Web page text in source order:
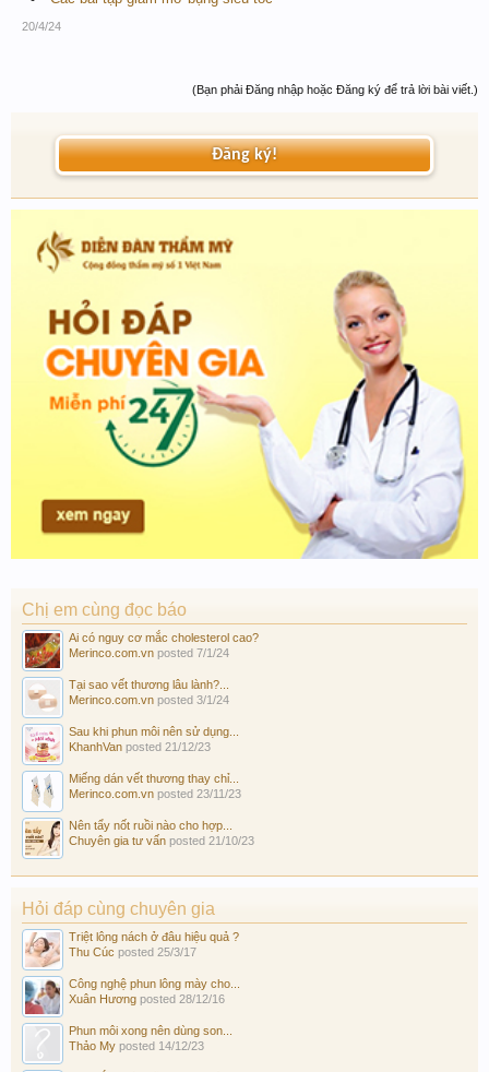
20/4/24
(Bạn phải Đăng nhập hoặc Đăng ký để trả lời bài viết.)
Đăng ký!
Chị em cùng đọc báo
Ai có nguy cơ mắc cholesterol cao?
Merinco.com.vn posted 7/1/24
Tại sao vết thương lâu lành?...
Merinco.com.vn posted 3/1/24
Sau khi phun môi nên sử dụng...
KhanhVan posted 21/12/23
Miếng dán vết thương thay chỉ...
Merinco.com.vn posted 23/11/23
Nên tẩy nốt ruồi nào cho hợp...
Chuyên gia tư vấn posted 21/10/23
Hỏi đáp cùng chuyên gia
Triệt lông nách ở đâu hiệu quả ?
Thu Cúc posted 25/3/17
Công nghệ phun lông mày cho...
Xuân Hương posted 28/12/16
Phun môi xong nên dùng son...
Thảo My posted 14/12/23